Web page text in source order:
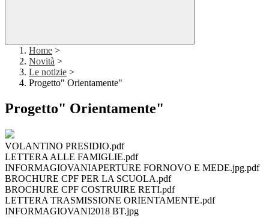
Home >
Novità >
Le notizie >
Progetto" Orientamente"
Progetto" Orientamente"
VOLANTINO PRESIDIO.pdf
LETTERA ALLE FAMIGLIE.pdf
INFORMAGIOVANIAPERTURE FORNOVO E MEDE.jpg.pdf
BROCHURE CPF PER LA SCUOLA.pdf
BROCHURE CPF COSTRUIRE RETI.pdf
LETTERA TRASMISSIONE ORIENTAMENTE.pdf
INFORMAGIOVANI2018 BT.jpg